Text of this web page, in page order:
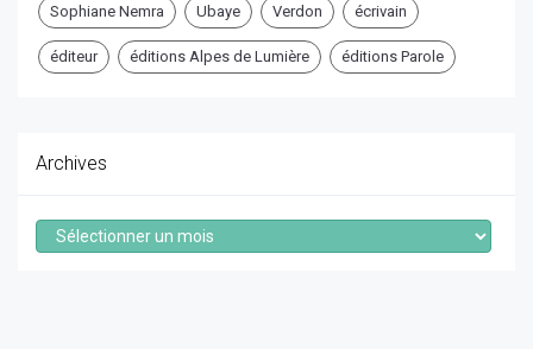
Sophiane Nemra Ubaye Verdon écrivain
éditeur éditions Alpes de Lumière éditions Parole
Archives
Archives